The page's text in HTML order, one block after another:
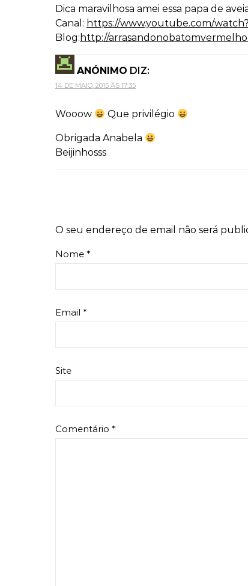
Dica maravilhosa amei essa papa de
Canal: https://www.youtube.com/
Blog: http://
ANÓNIMO DIZ:
14 DE MAIO, 2015 ÀS 17:35
Wooow Que privilégio
Obrigada Anabela
Beijinhosss
O seu endereço de email não será
Nome *
Email *
Site
Comentário *